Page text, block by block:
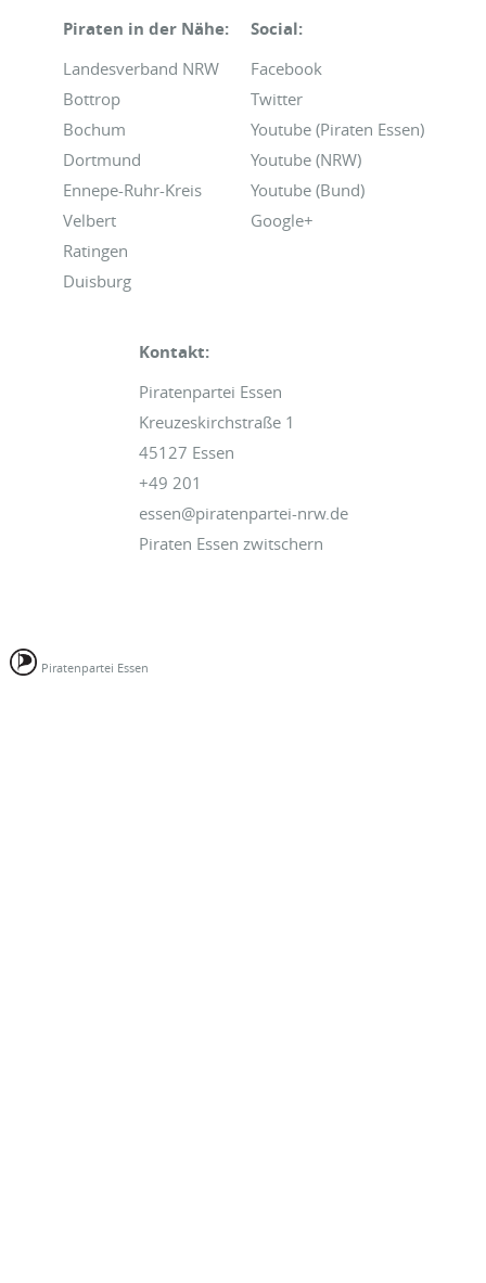
Piraten in der Nähe:
Landesverband NRW
Bottrop
Bochum
Dortmund
Ennepe-Ruhr-Kreis
Velbert
Ratingen
Duisburg
Social:
Facebook
Twitter
Youtube (Piraten Essen)
Youtube (NRW)
Youtube (Bund)
Google+
Kontakt:
Piratenpartei Essen
Kreuzeskirchstraße 1
45127 Essen
+49 201
essen@piratenpartei-nrw.de
Piraten Essen zwitschern
Piratenpartei Essen